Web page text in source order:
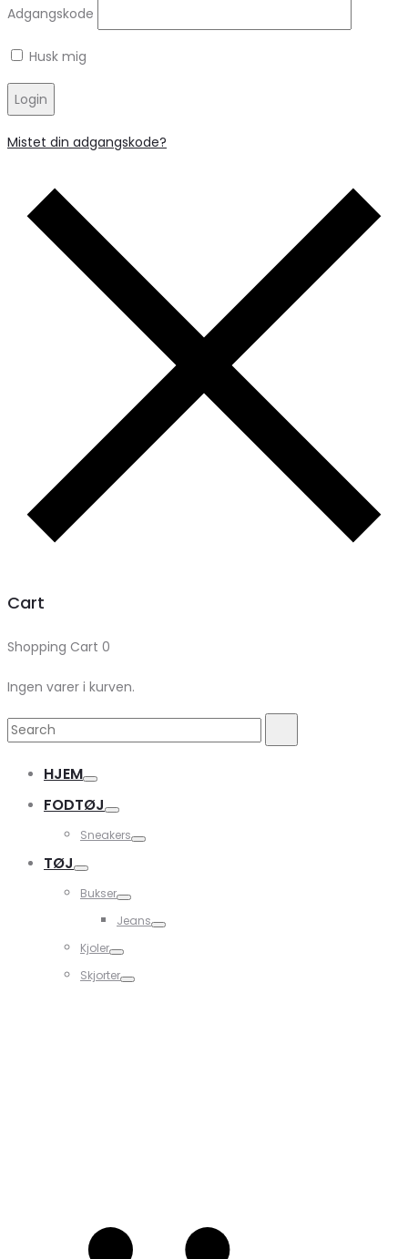
Adgangskode
Husk mig
Login
Mistet din adgangskode?
Cart
Shopping Cart 0
Ingen varer i kurven.
Search
HJEM
FODTØJ
Sneakers
TØJ
Bukser
Jeans
Kjoler
Skjorter